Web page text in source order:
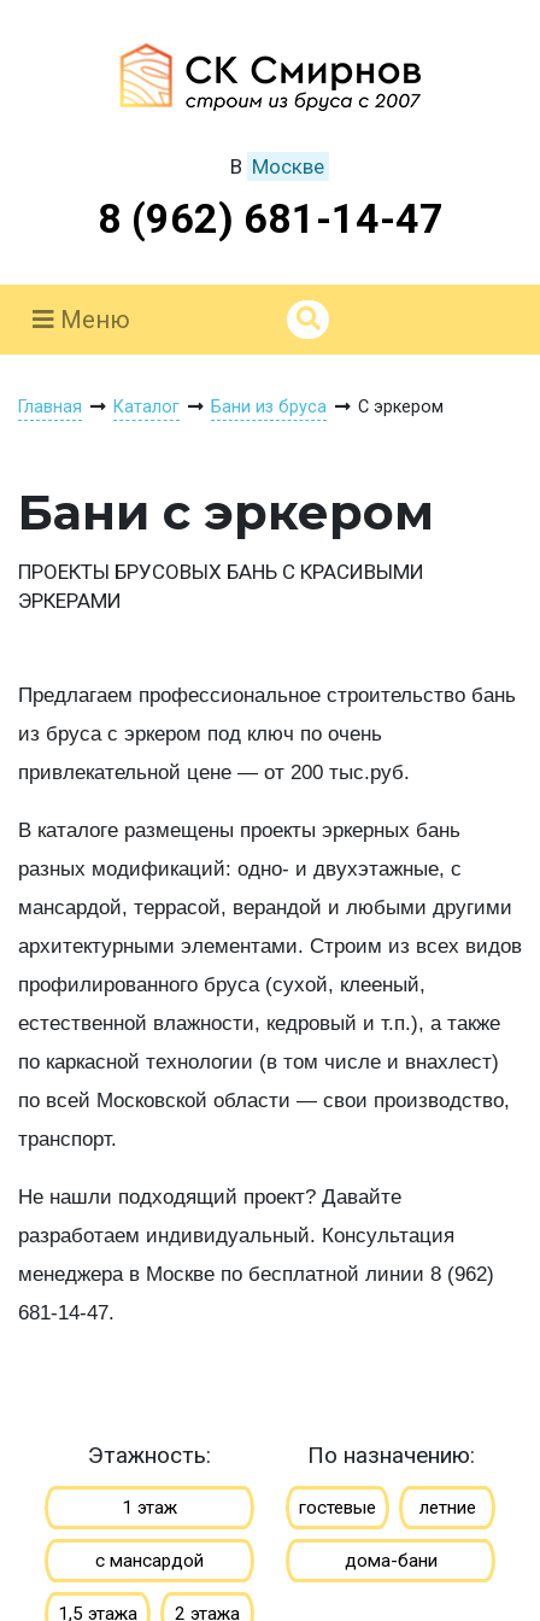
В Москве
8 (962) 681-14-47
Меню
Главная Каталог Бани из бруса С эркером
Бани с эркером
ПРОЕКТЫ БРУСОВЫХ БАНЬ С КРАСИВЫМИ
ЭРКЕРАМИ
Предлагаем профессиональное строительство бань
из бруса с эркером под ключ по очень
привлекательной цене — от 200 тыс.руб.
В каталоге размещены проекты эркерных бань
разных модификаций: одно- и двухэтажные, с
мансардой, террасой, верандой и любыми другими
архитектурными элементами. Строим из всех видов
профилированного бруса (сухой, клееный,
естественной влажности, кедровый и т.п.), а также
по каркасной технологии (в том числе и внахлест)
по всей Московской области — свои производство,
транспорт.
Не нашли подходящий проект? Давайте
разработаем индивидуальный. Консультация
менеджера в Москве по бесплатной линии 8 (962)
681-14-47.
Этажность:
1 этаж
с мансардой
1,5 этажа 2 этажа
По назначению:
гостевые летние
дома-бани